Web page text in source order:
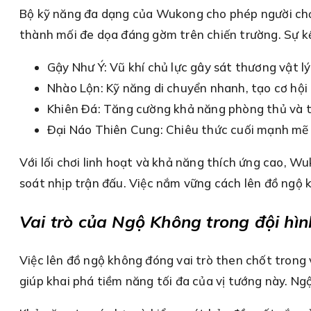
Bộ kỹ năng đa dạng của Wukong cho phép người
thành mối đe dọa đáng gờm trên chiến trường. Sự
Gậy Như Ý: Vũ khí chủ lực gây sát thương vật
Nhào Lộn: Kỹ năng di chuyển nhanh, tạo cơ
Khiên Đá: Tăng cường khả năng phòng thủ và
Đại Náo Thiên Cung: Chiêu thức cuối mạnh
Với lối chơi linh hoạt và khả năng thích ứng cao,
soát nhịp trận đấu. Việc nắm vững cách lên đồ
Vai trò của Ngộ Không trong đội
Việc lên đồ ngộ không đóng vai trò then chốt trong
giúp khai phá tiềm năng tối đa của vị tướng này.